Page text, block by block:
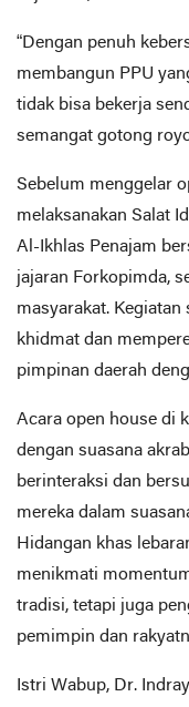
“Dengan penuh
membangun PPU
tidak bisa bekerja
semangat gotong
Sebelum menggelar
melaksanakan Salat
Al-Ikhlas Penajam
jajaran Forkopimda,
masyarakat.
khidmat dan
pimpinan daerah
Acara open house di
dengan suasana
berinteraksi dan
mereka dalam
Hidangan khas
menikmati
tradisi, tetapi juga
pemimpin dan
Istri Wabup, Dr.